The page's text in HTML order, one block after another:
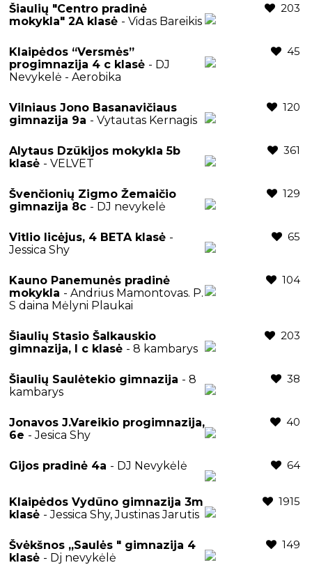
Šiaulių "Centro pradinė
mokykla" 2A klasė - Vidas Bareikis
203
Klaipėdos “Versmės”
progimnazija 4 c klasė - DJ
Nevykelė - Aerobika
45
Vilniaus Jono Basanavičiaus
gimnazija 9a - Vytautas Kernagis
120
Alytaus Dzūkijos mokykla 5b
klasė - VELVET
361
Švenčionių Zigmo Žemaičio
gimnazija 8c - DJ nevykelė
129
Vitlio licėjus, 4 BETA klasė -
Jessica Shy
65
Kauno Panemunės pradinė
mokykla - Andrius Mamontovas. P.
S daina Mėlyni Plaukai
104
Šiaulių Stasio Šalkauskio
gimnazija, I c klasė - 8 kambarys
203
Šiaulių Saulėtekio gimnazija - 8
kambarys
38
Jonavos J.Vareikio progimnazija,
6e - Jesica Shy
40
Gijos pradinė 4a - DJ Nevykėlė 64
Klaipėdos Vydūno gimnazija 3m
klasė - Jessica Shy, Justinas Jarutis
1915
Švėkšnos ,,Saulės " gimnazija 4
klasė - Dj nevykėlė
149